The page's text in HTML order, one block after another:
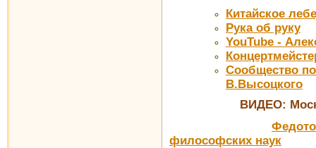
Китайское
Рука об руку
YouTube -
Сообщество
В.Высоцкого
ВИДЕО:
философских наук